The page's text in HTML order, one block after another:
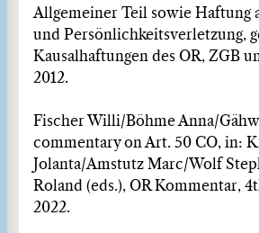
Allgemeiner Teil sowie Haftung
und Persönlichkeitsverletzung,
Kausalhaftungen des OR, ZGB
2012.
Fischer Willi/Böhme Anna/
commentary on Art. 50 CO, in:
Jolanta/Amstutz Marc/Wolf
Roland (eds.), OR Kommentar,
2022.